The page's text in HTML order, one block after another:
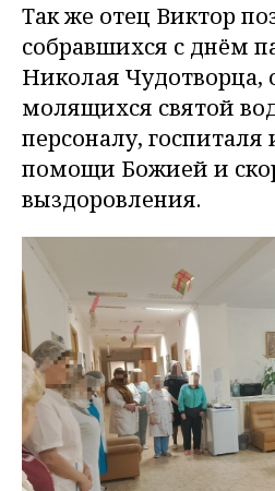
Так же отец Виктор
собравшихся с днём
Николая Чудотворца,
молящихся святой
персоналу,
помощи Божией и
выздоровления.